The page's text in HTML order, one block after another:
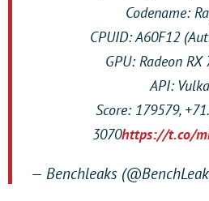
Codename:
CPUID: A60F12
GPU: Radeon RX
API:
Score: 179579,
3070https://t.co/
— Benchleaks